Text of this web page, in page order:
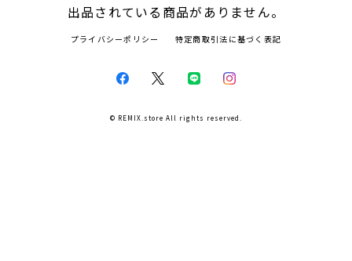
出品されている商品がありません。
プライバシーポリシー 特定商取引法に基づく表記
© REMIX.store All rights reserved.